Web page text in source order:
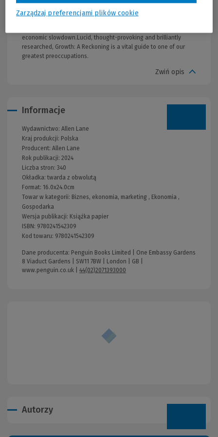
cannot abandon growth but shows instead how we must redirect
it, making it better reflect what we truly value. He explores what
economic slowdown.Lucid, thought-provoking and brilliantly
researched, Growth: A Reckoning is a vital guide to one of our
greatest preoccupations.
Zwiń opis
Informacje
Wydawnictwo: Allen Lane
Kraj produkcji: Polska
Producent: Allen Lane
Rok publikacji: 2024
Liczba stron: 340
Okładka:twarda z obwolutą
Format: 16.0x24.0cm
Towar w kategorii: Biznes, ekonomia, marketing , Ekonomia ,
Gospodarka
Wersja publikacji: Książka papier
ISBN: 9780241542309
Kod towaru: 9780241542309
Dane producenta: Penguin Books Limited | One Embassy Gardens
8 Viaduct Gardens | SW11 7BW | London | GB |
www.penguin.co.uk
44(02)2071393000
Autorzy
Zarządzaj preferencjami plików cookie